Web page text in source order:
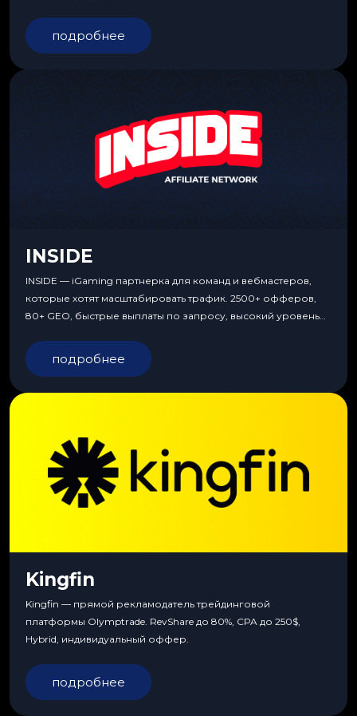
подробнее
INSIDE
INSIDE — iGaming партнерка для команд и вебмастеров,
которые хотят масштабировать трафик. 2500+ офферов,
80+ GEO, быстрые выплаты по запросу, высокий уровень
подробнее
Kingfin
Kingfin — прямой рекламодатель трейдинговой
платформы Olymptrade. RevShare до 80%, CPA до 250$,
Hybrid, индивидуальный оффер.
подробнее